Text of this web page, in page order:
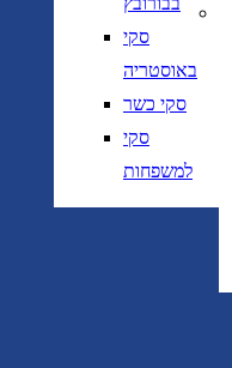
סקי
באוסטריה
סקי כשר
סקי
למשפחות
תאריך יציאה